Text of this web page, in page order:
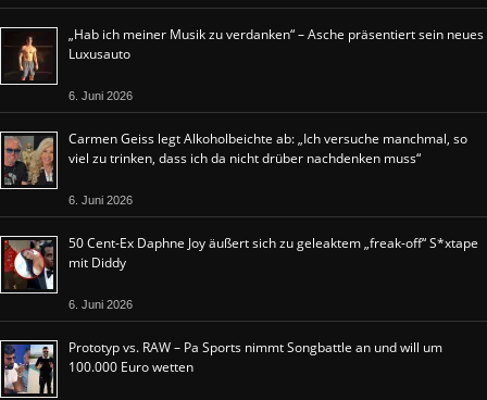
„Hab ich meiner Musik zu verdanken“ – Asche präsentiert sein neues
Luxusauto
6. Juni 2026
Carmen Geiss legt Alkoholbeichte ab: „Ich versuche manchmal, so
viel zu trinken, dass ich da nicht drüber nachdenken muss“
6. Juni 2026
50 Cent-Ex Daphne Joy äußert sich zu geleaktem „freak-off“ S*xtape
mit Diddy
6. Juni 2026
Prototyp vs. RAW – Pa Sports nimmt Songbattle an und will um
100.000 Euro wetten